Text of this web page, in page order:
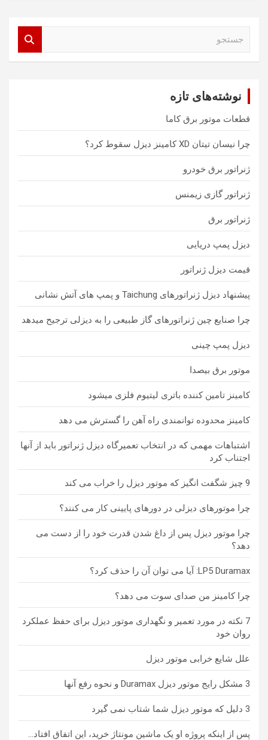
نوشته‌های تازه
قطعات موتور برق کاما
چرا نیسان تیتان XD کامینز دیزل سقوط کرد؟
ژنراتور برق خودرو
ژنراتور گازی زیمنس
ژنراتور برق
دیزل پمپ دریایی
قیمت دیزل ژنراتور
پیشنهاد دیزل ژنراتورهای Taichung و پمپ های آتش نشانی
چرا صنایع چین ژنراتورهای گاز طبیعی را به دیزلی ترجیح میدهد
دیزل پمپ چینی
موتور برق بیصدا
کامینز تامین کننده باتری لیتیوم فلزی میشود
کامینز محدوده توانمندی راه آهن را گسترش می دهد
اشتباهات مهمی که در انتخاب تعمیرگاه دیزل ژنراتور باید از آنها
اجتناب کرد
9 چیز شگفت انگیز که موتور دیزل را خراب می کند
چرا موتورهای دیزلی در دورهای پایینی کار می کنند؟
چرا موتور دیزل پس از داغ شدن قدرت خود را از دست می
دهد؟
LP5 Duramax: آیا می توان آن را حذف کرد؟
چرا کامینز من صدای سوت می دهد؟
7 نکته در مورد تعمیر و نگهداری موتور دیزل برای حفظ عملکرد
روان خود
علل شایع خرابی موتور دیزل
3 مشکل رایج موتور دیزل Duramax و نحوه رفع آنها
3 دلیل که موتور دیزل شما شتاب نمی گیرد
پس از اینکه پروژه او یک ماشین مونتاژ خرید، این اتفاق افتاد…